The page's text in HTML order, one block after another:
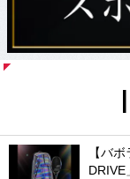
【バ